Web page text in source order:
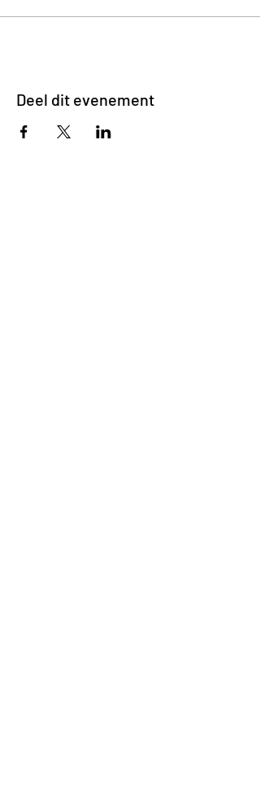
Deel dit evenement